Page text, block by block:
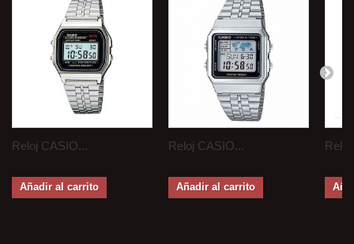
Reloj CASIO...
Añadir al carrito
Reloj CASIO...
Añadir al carrito